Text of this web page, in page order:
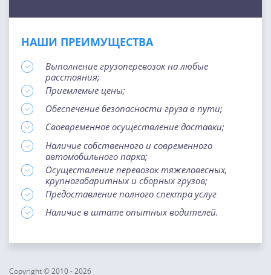
НАШИ ПРЕИМУЩЕСТВА
Выполнение грузоперевозок на любые
расстояния;
Приемлемые цены;
Обеспечение безопасности груза в пути;
Своевременное осуществление доставки;
Наличие собственного и современного
автомобильного парка;
Осуществление перевозок тяжеловесных,
крупногабаритных и сборных грузов;
Предоставление полного спектра услуг
Наличие в штате опытных водителей.
Copyright © 2010 - 2026